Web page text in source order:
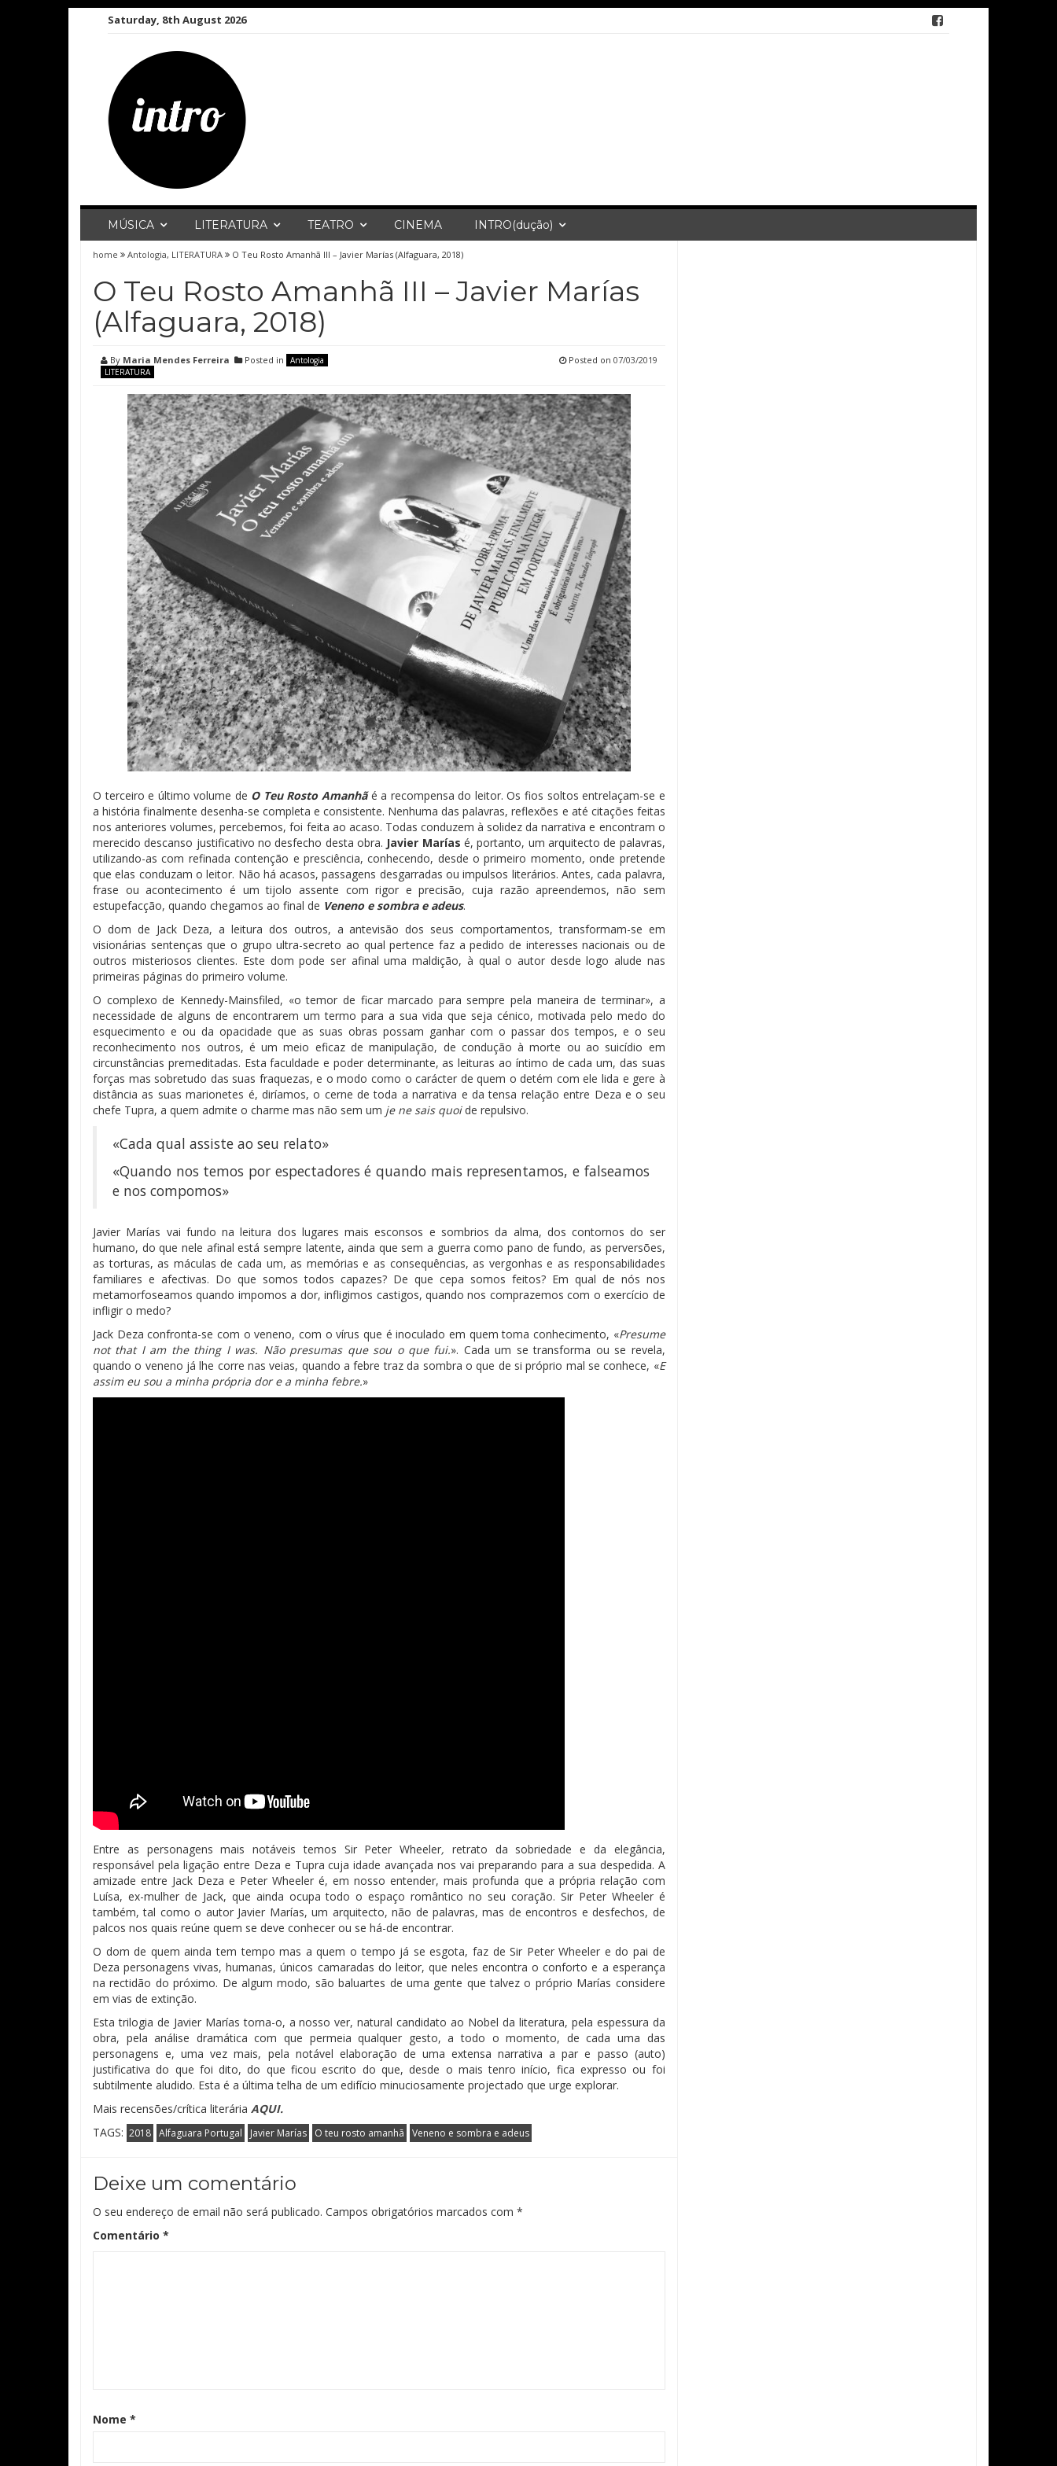
Saturday, 8th August 2026
MÚSICA LITERATURA TEATRO CINEMA INTRO(dução)
home Antologia, LITERATURA O Teu Rosto Amanhã III – Javier Marías (Alfaguara, 2018)
O Teu Rosto Amanhã III – Javier Marías
(Alfaguara, 2018)
By Maria Mendes Ferreira Posted in
Antologia
LITERATURA
Posted on 07/03/2019
O terceiro e último volume de O Teu Rosto Amanhãé a recompensa do leitor. Os fios soltos entrelaçam-se e
a história finalmente desenha-se completa e consistente. Nenhuma das palavras, reflexões e até citações feitas
nos anteriores volumes, percebemos, foi feita ao acaso. Todas conduzem à solidez da narrativa e encontram o
merecido descanso justificativo no desfecho desta obra. Javier Marías é, portanto, um arquitecto de palavras,
utilizando-as com refinada contenção e presciência, conhecendo, desde o primeiro momento, onde pretende
que elas conduzam o leitor. Não há acasos, passagens desgarradas ou impulsos literários. Antes, cada palavra,
frase ou acontecimento é um tijolo assente com rigor e precisão, cuja razão apreendemos, não sem
estupefacção, quando chegamos ao final de Veneno e sombra e adeus.
O dom de Jack Deza, a leitura dos outros, a antevisão dos seus comportamentos, transformam-se em
visionárias sentenças que o grupo ultra-secreto ao qual pertence faz a pedido de interesses nacionais ou de
outros misteriosos clientes. Este dom pode ser afinal uma maldição, à qual o autor desde logo alude nas
primeiras páginas do primeiro volume.
O complexo de Kennedy-Mainsfiled, «o temor de ficar marcado para sempre pela maneira de terminar», a
necessidade de alguns de encontrarem um termo para a sua vida que seja cénico, motivada pelo medo do
esquecimento e ou da opacidade que as suas obras possam ganhar com o passar dos tempos, e o seu
reconhecimento nos outros, é um meio eficaz de manipulação, de condução à morte ou ao suicídio em
circunstâncias premeditadas. Esta faculdade e poder determinante, as leituras ao íntimo de cada um, das suas
forças mas sobretudo das suas fraquezas, e o modo como o carácter de quem o detém com ele lida e gere à
distância as suas marionetes é, diríamos, o cerne de toda a narrativa e da tensa relação entre Deza e o seu
chefe Tupra, a quem admite o charme mas não sem um je ne sais quoide repulsivo.
«Cada qual assiste ao seu relato»
«Quando nos temos por espectadores é quando mais representamos, e falseamos
e nos compomos»
Javier Marías vai fundo na leitura dos lugares mais esconsos e sombrios da alma, dos contornos do ser
humano, do que nele afinal está sempre latente, ainda que sem a guerra como pano de fundo, as perversões,
as torturas, as máculas de cada um, as memórias e as consequências, as vergonhas e as responsabilidades
familiares e afectivas. Do que somos todos capazes? De que cepa somos feitos? Em qual de nós nos
metamorfoseamos quando impomos a dor, infligimos castigos, quando nos comprazemos com o exercício de
infligir o medo?
Jack Deza confronta-se com o veneno, com o vírus que é inoculado em quem toma conhecimento, «Presume
not that I am the thing I was. Não presumas que sou o que fui.». Cada um se transforma ou se revela,
quando o veneno já lhe corre nas veias, quando a febre traz da sombra o que de si próprio mal se conhece, «E
assim eu sou a minha própria dor e a minha febre.»
Entre as personagens mais notáveis temos Sir Peter Wheeler, retrato da sobriedade e da elegância,
responsável pela ligação entre Deza e Tupra cuja idade avançada nos vai preparando para a sua despedida. A
amizade entre Jack Deza e Peter Wheeler é, em nosso entender, mais profunda que a própria relação com
Luísa, ex-mulher de Jack, que ainda ocupa todo o espaço romântico no seu coração. Sir Peter Wheeler é
também, tal como o autor Javier Marías, um arquitecto, não de palavras, mas de encontros e desfechos, de
palcos nos quais reúne quem se deve conhecer ou se há-de encontrar.
O dom de quem ainda tem tempo mas a quem o tempo já se esgota, faz de Sir Peter Wheeler e do pai de
Deza personagens vivas, humanas, únicos camaradas do leitor, que neles encontra o conforto e a esperança
na rectidão do próximo. De algum modo, são baluartes de uma gente que talvez o próprio Marías considere
em vias de extinção.
Esta trilogia de Javier Marías torna-o, a nosso ver, natural candidato ao Nobel da literatura, pela espessura da
obra, pela análise dramática com que permeia qualquer gesto, a todo o momento, de cada uma das
personagens e, uma vez mais, pela notável elaboração de uma extensa narrativa a par e passo (auto)
justificativa do que foi dito, do que ficou escrito do que, desde o mais tenro início, fica expresso ou foi
subtilmente aludido. Esta é a última telha de um edifício minuciosamente projectado que urge explorar.
Mais recensões/crítica literária AQUI.
TAGS: 2018 Alfaguara Portugal Javier Marías O teu rosto amanhã Veneno e sombra e adeus
Deixe um comentário
O seu endereço de email não será publicado. Campos obrigatórios marcados com *
Comentário *
Nome *